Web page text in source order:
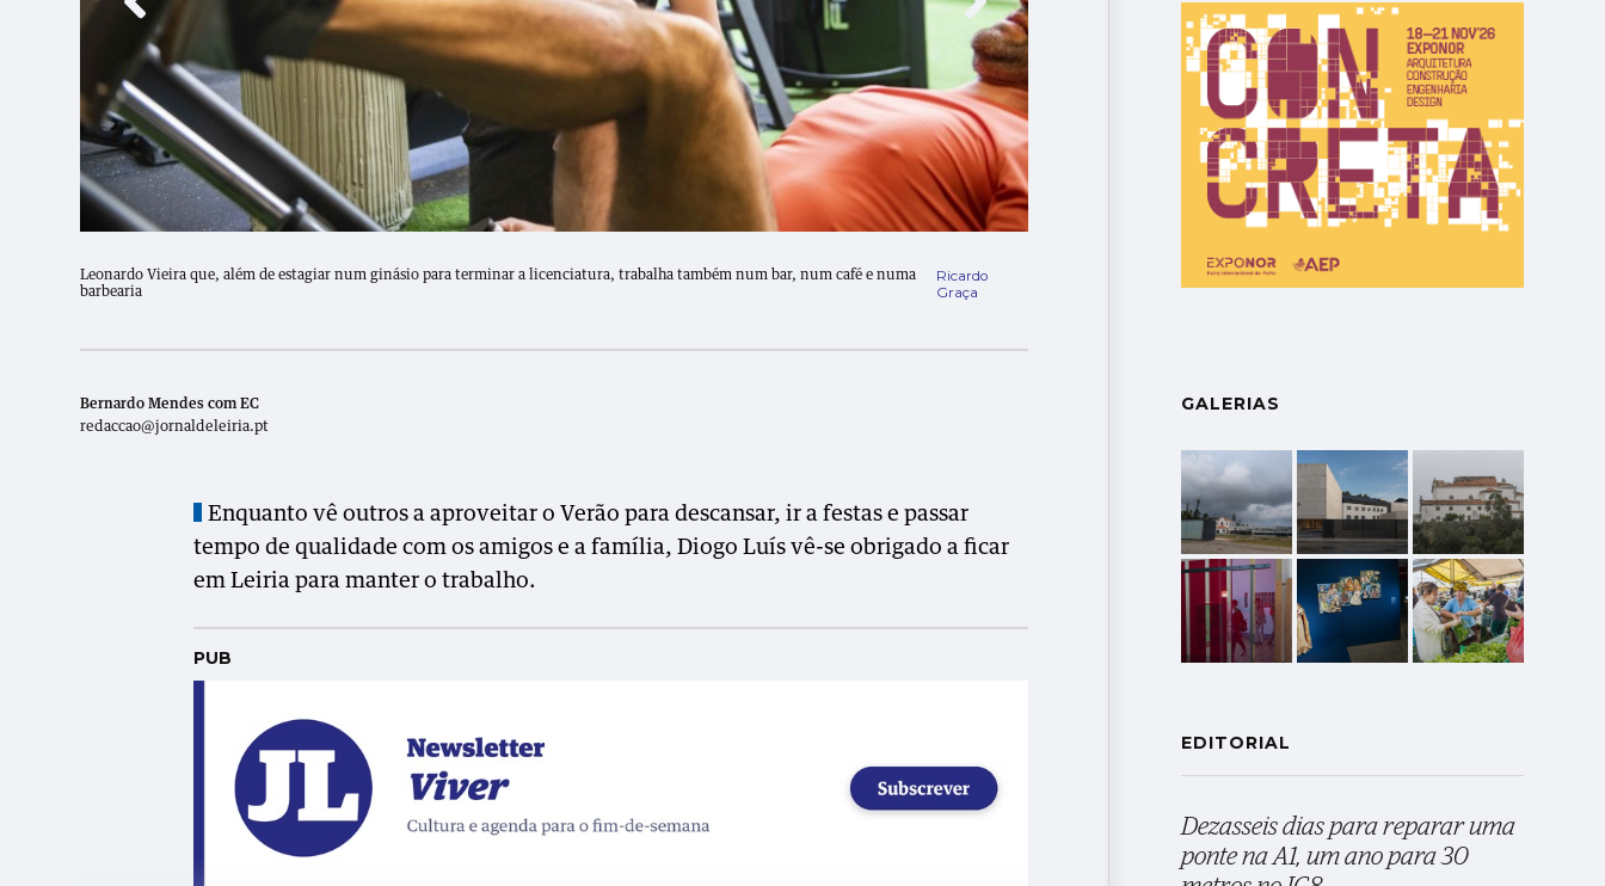
Leonardo Vieira que, além de estagiar num ginásio para terminar a licenciatura, trabalha também num bar, num café e numa
barbearia
Ricardo
Graça
Leonardo Vieira que, além de estagiar num ginásio para terminar
barbearia
Bernardo Mendes com EC
redaccao@jornaldeleiria.pt
Enquanto vê outros a aproveitar o Verão para descansar, ir a festas e passar
tempo de qualidade com os amigos e a família, Diogo Luís vê-se obrigado a ficar
em Leiria para manter o trabalho.
PUB
GALERIAS
EDITORIAL
Dezasseis dias para reparar uma
ponte na A1, um ano para 30